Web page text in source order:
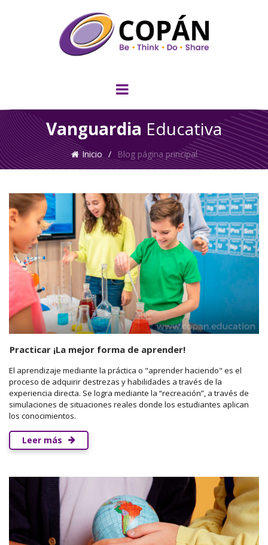
Vanguardia Educativa
Inicio / Blog página principal
Practicar ¡La mejor forma de aprender!
El aprendizaje mediante la práctica o "aprender haciendo" es el
proceso de adquirir destrezas y habilidades a través de la
experiencia directa. Se logra mediante la “recreación”, a través de
simulaciones de situaciones reales donde los estudiantes aplican
los conocimientos.
Leer más